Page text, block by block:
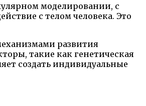
моделировании, с
с телом человека. Это
развития
такие как генетическая
создать индивидуальные